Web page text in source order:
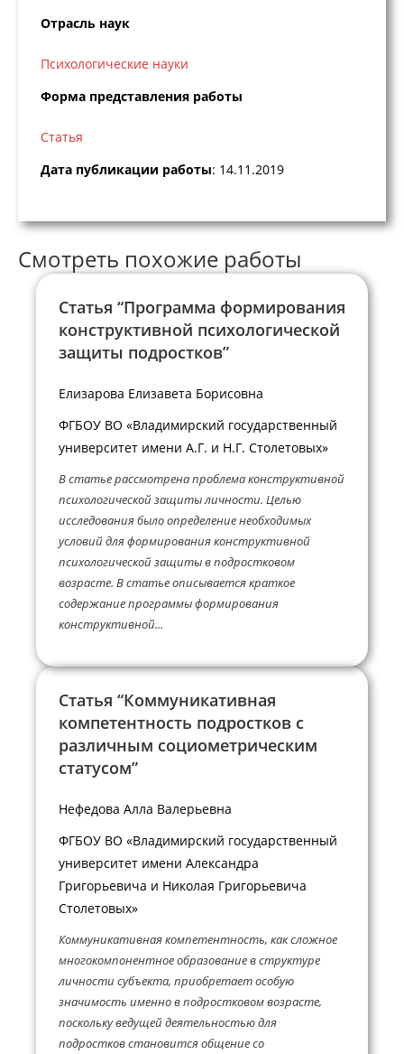
Отрасль наук
Психологические науки
Форма представления работы
Статья
Дата публикации работы: 14.11.2019
Смотреть похожие работы
Статья “Программа формирования
конструктивной психологической
защиты подростков”
Елизарова Елизавета Борисовна
ФГБОУ ВО «Владимирский государственный
университет имени А.Г. и Н.Г. Столетовых»
В статье рассмотрена проблема конструктивной
психологической защиты личности. Целью
исследования было определение необходимых
условий для формирования конструктивной
психологической защиты в подростковом
возрасте. В статье описывается краткое
содержание программы формирования
конструктивной...
Статья “Коммуникативная
компетентность подростков с
различным социометрическим
статусом”
Нефедова Алла Валерьевна
ФГБОУ ВО «Владимирский государственный
университет имени Александра
Григорьевича и Николая Григорьевича
Столетовых»
Коммуникативная компетентность, как сложное
многокомпонентное образование в структуре
личности субъекта, приобретает особую
значимость именно в подростковом возрасте,
поскольку ведущей деятельностью для
подростков становится общение со